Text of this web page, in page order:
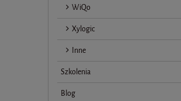
WiQo
Xylogic
Inne
Szkolenia
Blog